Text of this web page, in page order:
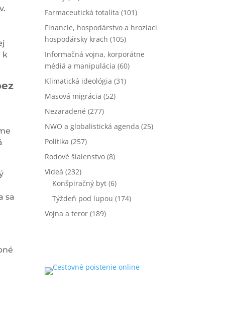
k
sa
Farmaceutická totalita (101)
Financie, hospodárstvo a hroziaci
hospodársky krach (105)
Informačná vojna, korporátne
médiá a manipulácia (60)
Klimatická ideológia (31)
Masová migrácia (52)
Nezaradené (277)
NWO a globalistická agenda (25)
Politika (257)
Rodové šialenstvo (8)
Videá (232)
Konšpiračný byt (6)
Týždeň pod lupou (174)
Vojna a teror (189)